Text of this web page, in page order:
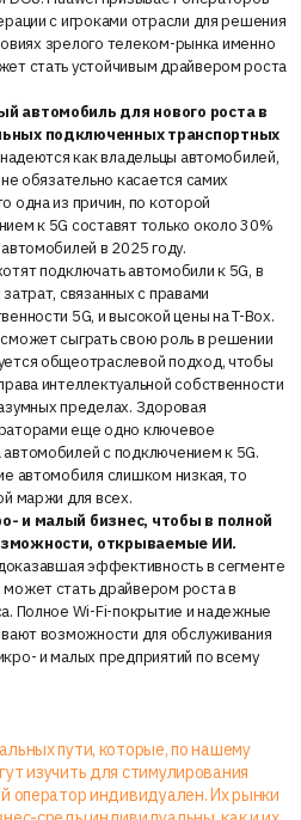
с игроками отрасли для решения
зрелого телеком-рынка именно
стать устойчивым драйвером роста
автомобиль для нового роста в
подключенных транспортных
как владельцы автомобилей,
обязательно касается самих
одна из причин, по которой
к 5G составят только около 30%
в 2025 году.
подключать автомобили к 5G, в
связанных с правами
5G, и высокой цены на T-Box.
сыграть свою роль в решении
общеотраслевой подход, чтобы
интеллектуальной собственности
пределах. Здоровая
еще одно ключевое
с подключением к 5G.
автомобиля слишком низкая, то
маржи для всех.
и малый бизнес, чтобы в полной
открываемые ИИ.
эффективность в сегменте
стать драйвером роста в
Полное Wi-Fi-покрытие и надежные
возможности для обслуживания
и малых предприятий по всему
пути, которые, по нашему
изучить для стимулирования
оператор индивидуален. Их рынки